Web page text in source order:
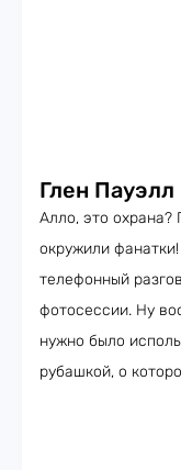
Глен Пауэлл
Алло, это
окружили
телефонный
фотосессии. Ну
нужно было
рубашкой, о